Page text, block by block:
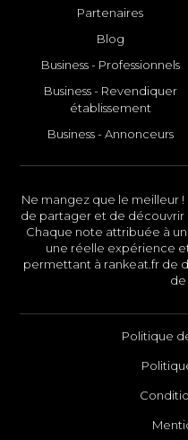
Partenaires
Blog
Business - Professionnels
Business - Revendiquer
établissement
Business - Annonceurs
Ne mangez que le meilleur
de partager et de découvrir
Chaque note attribuée à un
une réelle expérience
permettant à rankeat.fr de
de
Politique